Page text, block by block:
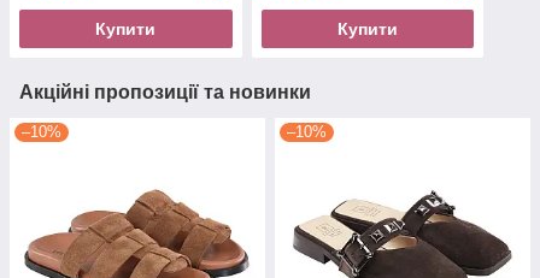
Купити Купити
Акційні пропозиції та новинки
–10% –10%